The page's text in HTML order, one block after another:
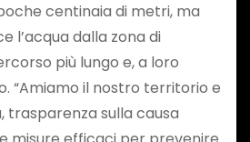
centinaia di metri, ma
l’acqua dalla zona di
più lungo e, a loro
“Amiamo il nostro territorio e
trasparenza sulla causa